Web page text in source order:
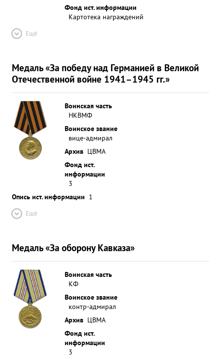
Фонд ист. информации
Картотека награждений
Ещё
Медаль «За победу над Германией в Великой
Отечественной войне 1941–1945 гг.»
Воинская часть
НКВМФ
Воинское звание
вице-адмирал
Архив ЦВМА
Фонд ист.
информации
3
Опись ист. информации 1
Ещё
Медаль «За оборону Кавказа»
Воинская часть
КФ
Воинское звание
контр-адмирал
Архив ЦВМА
Фонд ист.
информации
3